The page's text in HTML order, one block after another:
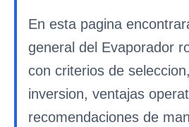
En esta pagina
general del Evaporador
con criterios de
inversion, ventajas
recomendaciones de